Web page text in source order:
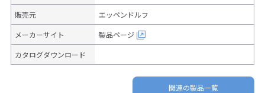
販売元 エッペンドルフ
メーカーサイト 製品ページ
カタログダウンロード
関連の製品一覧